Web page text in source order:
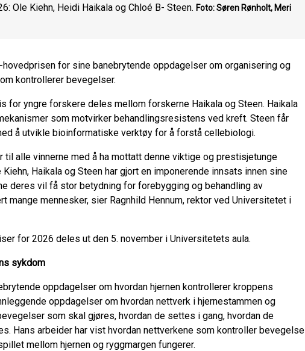
Ole Kiehn, Heidi Haikala og Chloé B- Steen. Foto: Søren Rønholt, Meri
for sine banebrytende oppdagelser om organisering og
kontrollerer bevegelser.
for yngre forskere deles mellom forskerne Haikala og Steen. Haikala
som motvirker behandlingsresistens ved kreft. Steen får
å utvikle bioinformatiske verktøy for å forstå cellebiologi.
til alle vinnerne med å ha mottatt denne viktige og prestisjetunge
Haikala og Steen har gjort en imponerende innsats innen sine
deres vil få stor betydning for forebygging og behandling av
mange mennesker, sier Ragnhild Hennum, rektor ved Universitetet i
for 2026 deles ut den 5. november i Universitetets aula.
sykdom
oppdagelser om hvordan hjernen kontrollerer kroppens
oppdagelser om hvordan nettverk i hjernestammen og
som skal gjøres, hvordan de settes i gang, hvordan de
Hans arbeider har vist hvordan nettverkene som kontroller bevegelse
mellom hjernen og ryggmargen fungerer.